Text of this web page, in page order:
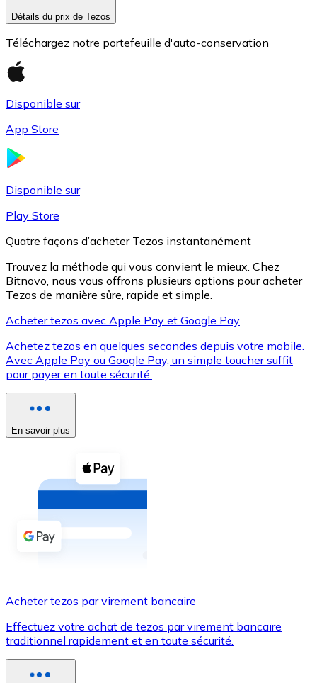
XRP
XRP
Voir toutes
Coupons crypto
Achetez des cryptomonnaies en espèces et d'autres
Acheter avec espèces
Virement SEPA
Utilisez les cartes Visa et Mastercard pour acheter
Acheter avec carte
Détails du prix de Tezos
Téléchargez notre portefeuille d'auto-conservation
Disponible sur
App Store
Disponible sur
Play Store
Quatre façons d’acheter Tezos instantanément
Trouvez la méthode qui vous convient le mieux. Chez
Bitnovo, nous vous offrons plusieurs options pour acheter
Tezos de manière sûre, rapide et simple.
Acheter tezos avec Apple Pay et Google Pay
Achetez tezos en quelques secondes depuis votre mobile.
Avec Apple Pay ou Google Pay, un simple toucher suffit
pour payer en toute sécurité.
En savoir plus
Acheter tezos par virement bancaire
Effectuez votre achat de tezos par virement bancaire
traditionnel rapidement et en toute sécurité.